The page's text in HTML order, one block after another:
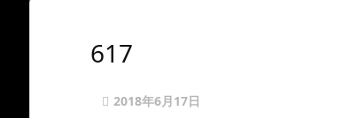
617
2018年6月17日